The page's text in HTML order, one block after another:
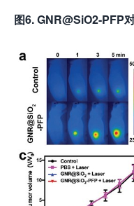
图6. GNR@SiO2-PFP